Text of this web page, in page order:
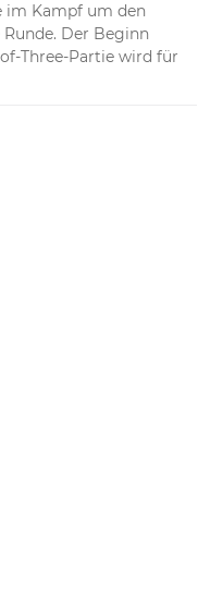
im Kampf um den
Der Beginn
Three-Partie wird für